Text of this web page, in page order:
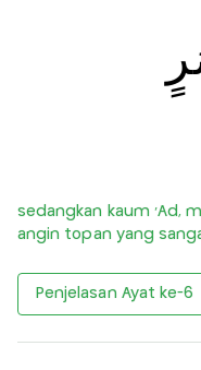
sedangkan kaum ‘Ad,
angin topan yang
Penjelasan Ayat ke-6